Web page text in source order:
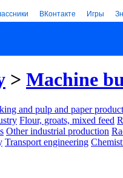
ВКонтакте Игры
> Machine
and pulp and paper
Flour, groats, mixed feed
Other industrial production
Transport engineering